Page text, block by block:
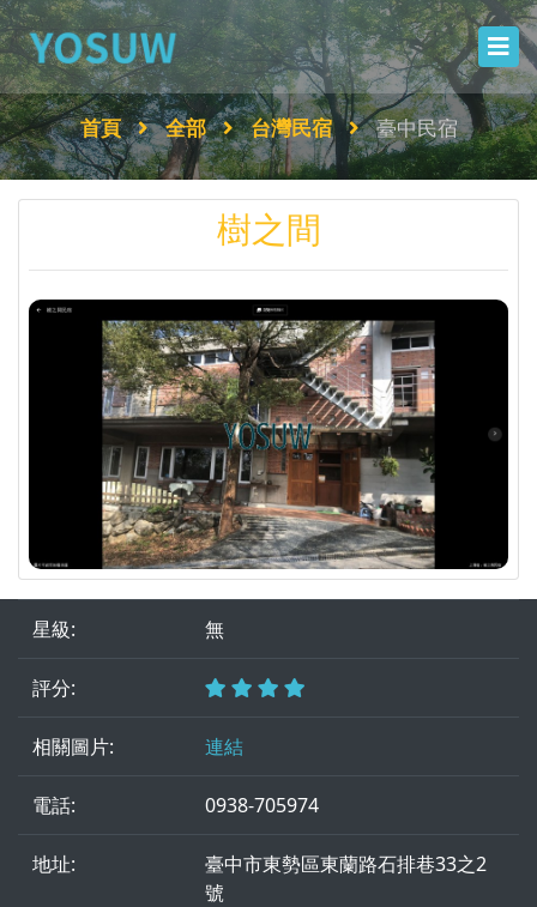
首頁 全部 台灣民宿 臺中民宿
樹之間
星級: 無
評分:
相關圖片: 連結
電話: 0938-705974
地址:
臺中市東勢區東蘭路石排巷33之2
號